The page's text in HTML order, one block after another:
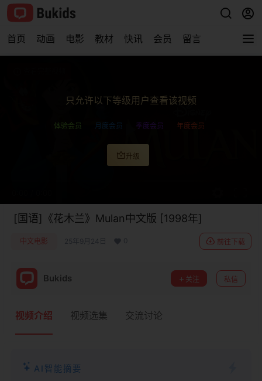
首页 动画 电影 教材 快讯 会员 留言
只允许以下等级用户查看该视频
体验会员 月度会员 季度会员 年度会员
升级
[国语]《花木兰》Mulan中文版 [1998年]
中文电影 25年9月24日 前往下载
Bukids 关注 私信
视频介绍 视频选集 交流讨论
AI智能摘要